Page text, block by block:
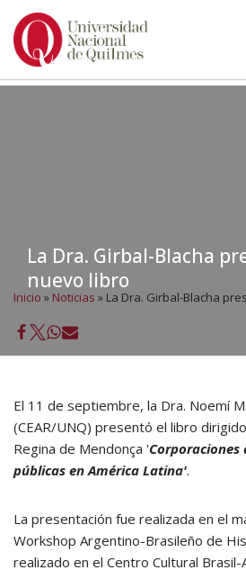
Ir
La Dra. Girbal-Blacha
nuevo libro
Inicio » Noticias » La Dra. Girbal-Blacha
El 11 de septiembre, la Dra. Noemí
(CEAR/UNQ) presentó el libro
Regina de Mendonça '
públicas en América Latina'.
La presentación fue realizada en el
Workshop Argentino-Brasileño de
realizado en el Centro Cultural Brasil-